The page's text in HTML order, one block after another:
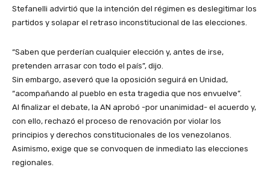
Stefanelli advirtió que la intención del régimen es deslegitimar los
partidos y solapar el retraso inconstitucional de las elecciones.
“Saben que perderían cualquier elección y, antes de irse,
pretenden arrasar con todo el país”, dijo.
Sin embargo, aseveró que la oposición seguirá en Unidad,
“acompañando al pueblo en esta tragedia que nos envuelve”.
Al finalizar el debate, la AN aprobó -por unanimidad- el acuerdo y,
con ello, rechazó el proceso de renovación por violar los
principios y derechos constitucionales de los venezolanos.
Asimismo, exige que se convoquen de inmediato las elecciones
regionales.